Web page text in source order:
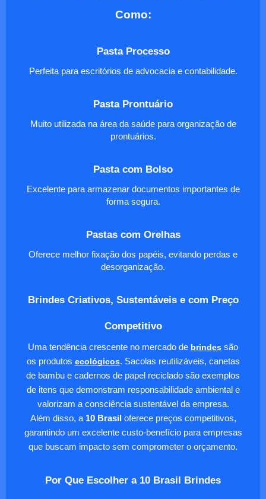
Como:
Pasta Processo
Perfeita para escritórios de advocacia e contabilidade.
Pasta Prontuário
Muito utilizada na área da saúde para organização de
prontuários.
Pasta com Bolso
Excelente para armazenar documentos importantes de
forma segura.
Pastas com Orelhas
Oferece melhor fixação dos papéis, evitando perdas e
desorganização.
Brindes Criativos, Sustentáveis e com Preço
Competitivo
Uma tendência crescente no mercado de brindes são
os produtos ecológicos. Sacolas reutilizáveis, canetas
de bambu e cadernos de papel reciclado são exemplos
de itens que demonstram responsabilidade ambiental e
valorizam a consciência sustentável da empresa.
Além disso, a 10 Brasil oferece preços competitivos,
garantindo um excelente custo-benefício para empresas
que buscam impacto sem comprometer o orçamento.
Por Que Escolher a 10 Brasil Brindes